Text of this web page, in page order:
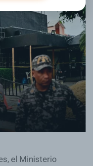
el Ministerio